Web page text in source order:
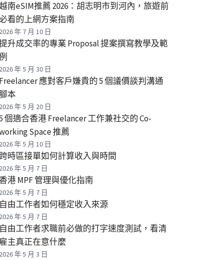
南eSIM推薦 2026：胡志明市到河內，旅遊前
看的上網方案指南
2026 年 7 月 10 日
升成交率的專業 Proposal 提案撰寫教學及範
2026 年 5 月 30 日
Freelancer 應對客戶嫌貴的 5 個議價談判溝通
腳本
2026 年 5 月 20 日
個適合香港 Freelancer 工作兼社交的 Co-
Space 推薦
2026 年 5 月 10 日
跨時區接單如何計算收入與時間
2026 年 5 月 7 日
香港 MPF 管理與優化指南
2026 年 5 月 7 日
自由工作者如何穩定收入來源
2026 年 5 月 7 日
自由工作者求職前必做的打字速度測試，看清
雇主真正在意什麼
2026 年 5 月 3 日